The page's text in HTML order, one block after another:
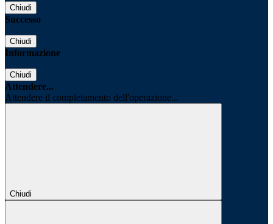
Chiudi
Successo
Chiudi
Informazione
Chiudi
Attendere...
Attendere il completamento dell'operazione...
Chiudi